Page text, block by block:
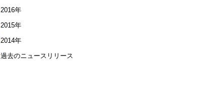
2016年
2015年
2014年
過去のニュースリリース